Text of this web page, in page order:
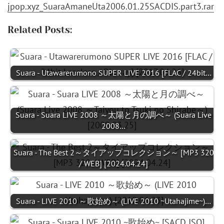
jpop.xyz_SuaraAmaneUta2006.01.25SACDIS.part3.rar
Related Posts:
Suara - Utawarerumono SUPER LIVE 2016 [FLAC / 24bit…
Suara - Suara LIVE 2008 ～太陽と月の調べ～ (Suara Live
2008…
Suara - The Best 2～タイアップコレクション～ [MP3 320
/ WEB] [2024.04.24]
Suara - LIVE 2010 ～歌始め～ (LIVE 2010 ~Utahajime~)…